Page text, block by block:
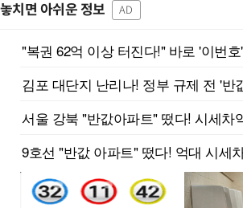
놓치면 아쉬운 정보 AD